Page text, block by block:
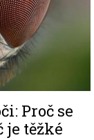
Proč se
je těžké